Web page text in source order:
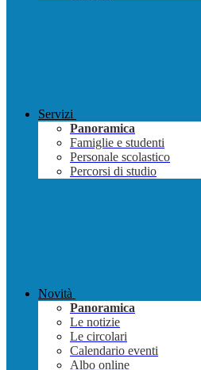
Servizi
Panoramica
Famiglie e studenti
Personale scolastico
Percorsi di studio
Novità
Panoramica
Le notizie
Le circolari
Calendario eventi
Albo online